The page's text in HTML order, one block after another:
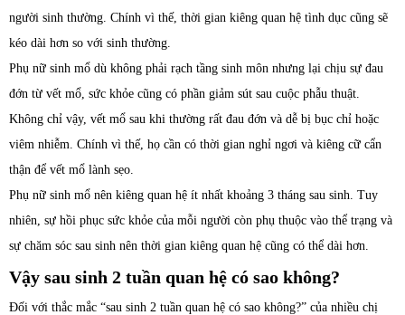
người sinh thường. Chính vì thế, thời gian kiêng quan hệ tình dục cũng sẽ
kéo dài hơn so với sinh thường.
Phụ nữ sinh mổ dù không phải rạch tầng sinh môn nhưng lại chịu sự đau
đớn từ vết mổ, sức khỏe cũng có phần giảm sút sau cuộc phẫu thuật.
Không chỉ vậy, vết mổ sau khi thường rất đau đớn và dễ bị bục chỉ hoặc
viêm nhiễm. Chính vì thế, họ cần có thời gian nghỉ ngơi và kiêng cữ cẩn
thận để vết mổ lành sẹo.
Phụ nữ sinh mổ nên kiêng quan hệ ít nhất khoảng 3 tháng sau sinh. Tuy
nhiên, sự hồi phục sức khỏe của mỗi người còn phụ thuộc vào thể trạng và
sự chăm sóc sau sinh nên thời gian kiêng quan hệ cũng có thể dài hơn.
Vậy sau sinh 2 tuần quan hệ có sao không?
Đối với thắc mắc “sau sinh 2 tuần quan hệ có sao không?” của nhiều chị